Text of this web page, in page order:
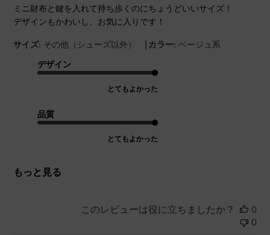
ミニ財布と鍵を入れて持ち歩くのにちょうどいいサイズ！
デザインもかわいし、お気に入りです！
サイズ: その他（シューズ以外） | カラー: ベージュ系
デザイン
とてもよかった
品質
とてもよかった
もっと見る
このレビューは役に立ちましたか？
0
0